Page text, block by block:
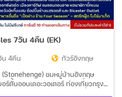
7วัน 4คืน (EK)
น 4คืน
ทัวร์อังกฤษ
ร์ตั้นออนเดอะวอเตอร์ ท่องเที่ยวกรุง